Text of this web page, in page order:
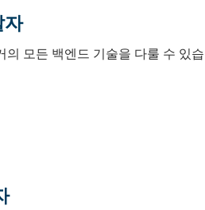
자
모든 백엔드 기술을 다룰 수 있습